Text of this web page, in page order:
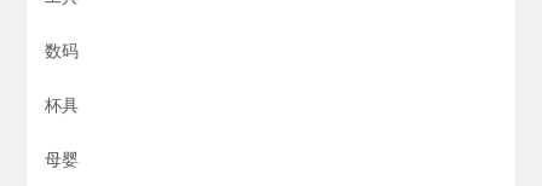
数码
杯具
母婴